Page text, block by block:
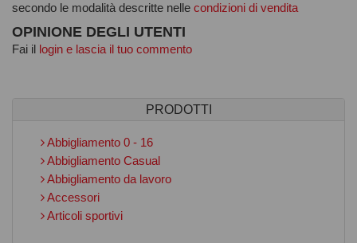
secondo le modalità descritte nelle condizioni di vendita
OPINIONE DEGLI UTENTI
Fai il login e lascia il tuo commento
PRODOTTI
Abbigliamento 0 - 16
Abbigliamento Casual
Abbigliamento da lavoro
Accessori
Articoli sportivi